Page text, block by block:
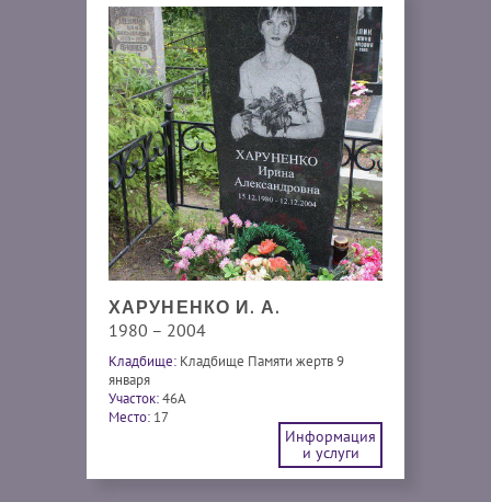
ХАРУНЕНКО И. А.
1980 – 2004
Кладбище: Кладбище Памяти жертв 9
января
Участок:46A
Место: 17
Информация
и услуги